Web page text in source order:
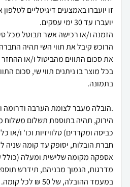
זו יועברו באמצעים דיגיטליים
הזמנה ו/או רכישה אשר תבוטל מכל
הרוכש קיבל את תווי השי תהיה
בכל מוצר בו ניתנים תווי שי, סכום
.הובלה מעבר לצומת הערבה ודרומה
הירוק, תהיה בתוספת תשלום משלוח
כביסה ומקררים) טלוויזיות וכו' ו/
מדרגות, הנמוך מבניהם, תידרש